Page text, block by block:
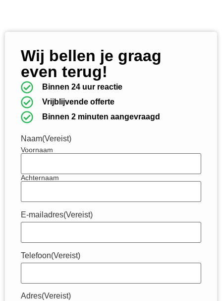
Wij bellen je graag
even terug!
Binnen 24 uur reactie
Vrijblijvende offerte
Binnen 2 minuten aangevraagd
Naam(Vereist)
Voornaam
Achternaam
E-mailadres(Vereist)
Telefoon(Vereist)
Adres(Vereist)